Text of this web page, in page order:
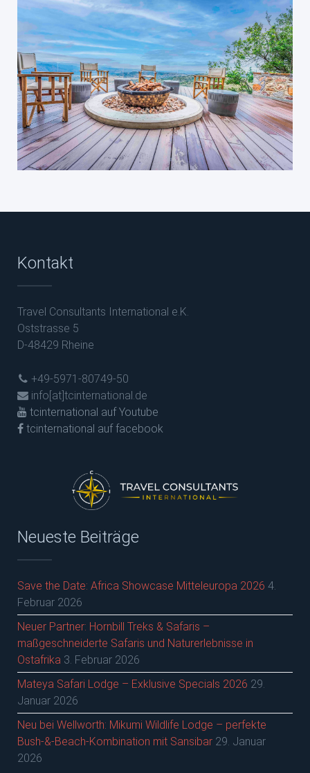
Kontakt
Travel Consultants International e.K.
Oststrasse 5
D-48429 Rheine
+49-5971-80749-50
info[at]tcinternational.de
tcinternational auf Youtube
tcinternational auf facebook
Neueste Beiträge
Save the Date: Africa Showcase Mitteleuropa 2026 4.
Februar 2026
Neuer Partner: Hornbill Treks & Safaris –
maßgeschneiderte Safaris und Naturerlebnisse in
Ostafrika 3. Februar 2026
Mateya Safari Lodge – Exklusive Specials 2026 29.
Januar 2026
Neu bei Wellworth: Mikumi Wildlife Lodge – perfekte
Bush-&-Beach-Kombination mit Sansibar 29. Januar
2026